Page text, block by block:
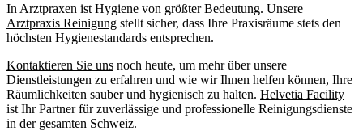
In Arztpraxen ist Hygiene von größter Bedeutung. Unsere
Arztpraxis Reinigung stellt sicher, dass Ihre Praxisräume stets den
höchsten Hygienestandards entsprechen.
Kontaktieren Sie uns noch heute, um mehr über unsere
Dienstleistungen zu erfahren und wie wir Ihnen helfen können, Ihre
Räumlichkeiten sauber und hygienisch zu halten. Helvetia Facility
ist Ihr Partner für zuverlässige und professionelle Reinigungsdienste
in der gesamten Schweiz.